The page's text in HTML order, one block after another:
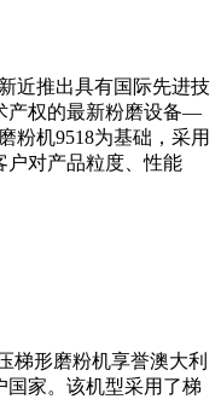
近推出具有国际先进技
产权的最新粉磨设备—
粉机9518为基础，采用
户对产品粒度、性能
梯形磨粉机享誉澳大利
国家。该机型采用了梯